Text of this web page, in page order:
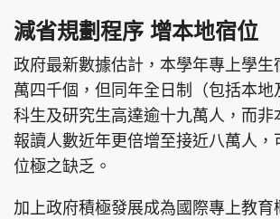
減省規劃程序 增本地宿位
政府最新數據估計，本學年專上學生
萬四千個，但同年全日制（包括本地
科生及研究生高達逾十九萬人，而非
報讀人數近年更倍增至接近八萬人，
位極之缺乏。
加上政府積極發展成為國際專上教育